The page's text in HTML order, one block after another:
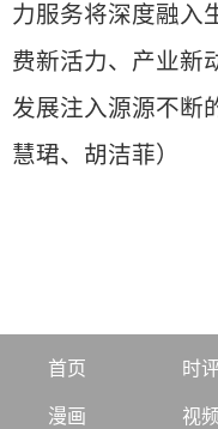
力服务将深度融入
费新活力、产业新
发展注入源源不断
慧珺、胡洁菲）
首页 时
漫画 视频